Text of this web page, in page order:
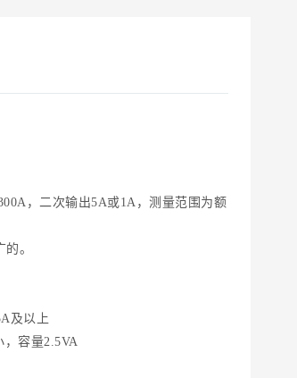
，二次输出5A或1A，测量范围为额
。
及以上
容量2.5VA